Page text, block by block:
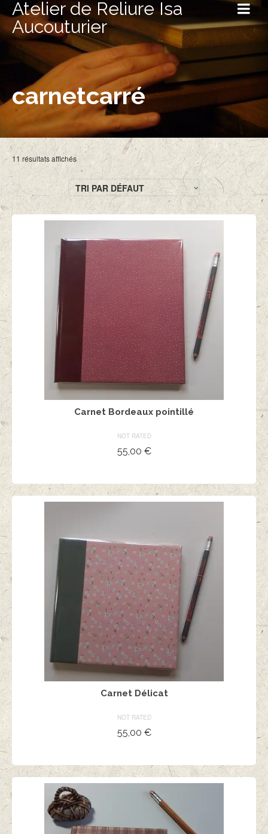
Atelier de Reliure Isa
Aucouturier
carnetcarré
11 résultats affichés
TRI PAR DÉFAUT
Carnet Bordeaux pointillé
NOT RATED
55,00 €
Carnet Délicat
NOT RATED
55,00 €